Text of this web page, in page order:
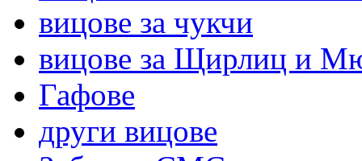
вицове за чукчи
вицове за Щирлиц и
Гафове
други вицове